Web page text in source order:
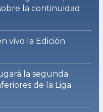
la continuidad
vivo la Edición
la segunda
de la Liga